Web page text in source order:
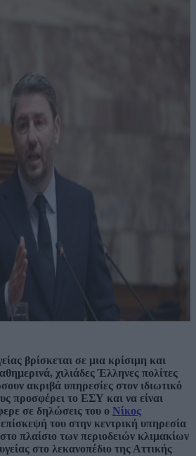
βρίσκεται σε μια κρίσιμη και
χιλιάδες Έλληνες πολίτες
ακριβά υπηρεσίες στον ιδιωτικό
προσφέρει το ΕΣΥ και να είναι
σε δηλώσεις του ο Νίκος
του στην κεντρική υπηρεσία
πλαίσιο των περιοδειών κλιμακίων
στο λεκανοπέδιο της Αττικής